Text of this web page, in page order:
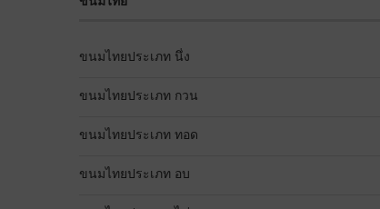
ขนมไทยประเภท นึ่ง
ขนมไทยประเภท กวน
ขนมไทยประเภท ทอด
ขนมไทยประเภท อบ